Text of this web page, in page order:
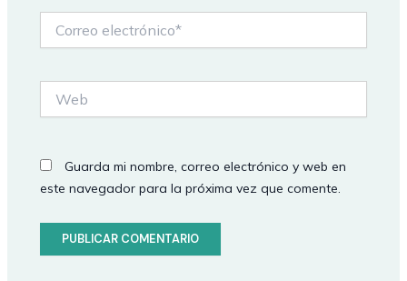
electrónico*
Guarda mi nombre, correo electrónico y web en
este navegador para la próxima vez que comente.